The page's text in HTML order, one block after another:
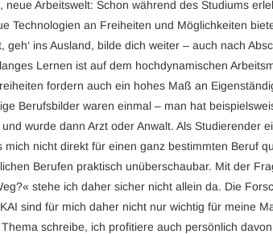
neue Arbeitswelt: Schon während des Studiums
Technologien an Freiheiten und Möglichkeiten
geh‘ ins Ausland, bilde dich weiter – auch nach
Lernen ist auf dem hochdynamischen
fordern auch ein hohes Maß an
Berufsbilder waren einmal – man hat
wurde dann Arzt oder Anwalt. Als Studierender
mich nicht direkt für einen ganz bestimmten Beruf
Berufen praktisch unüberschaubar. Mit der
stehe ich daher sicher nicht allein da. Die
sind für mich daher nicht nur wichtig für meine
schreibe, ich profitiere auch persönlich